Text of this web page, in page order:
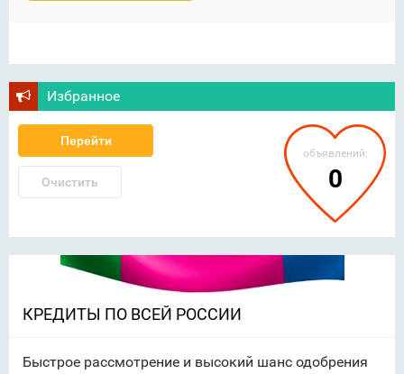
Избранное
Перейти
Очистить
объявлений:
0
КРЕДИТЫ ПО ВСЕЙ РОССИИ
Быстрое рассмотрение и высокий шанс одобрения